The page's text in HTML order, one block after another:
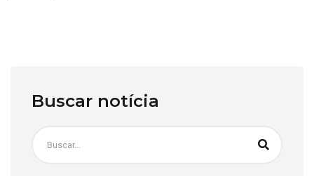
Buscar notícia